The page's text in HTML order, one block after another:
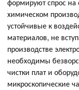
химическом
устойчивые к
материалов, не
производстве
необходимы
чистки плат и
микроскопические